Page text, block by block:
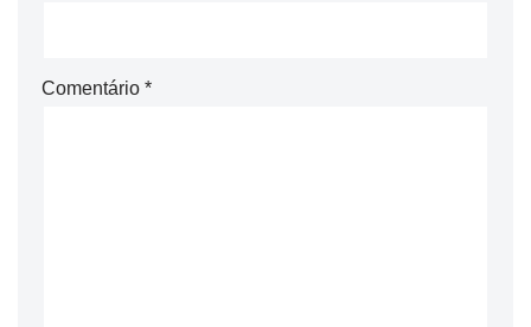
Comentário *